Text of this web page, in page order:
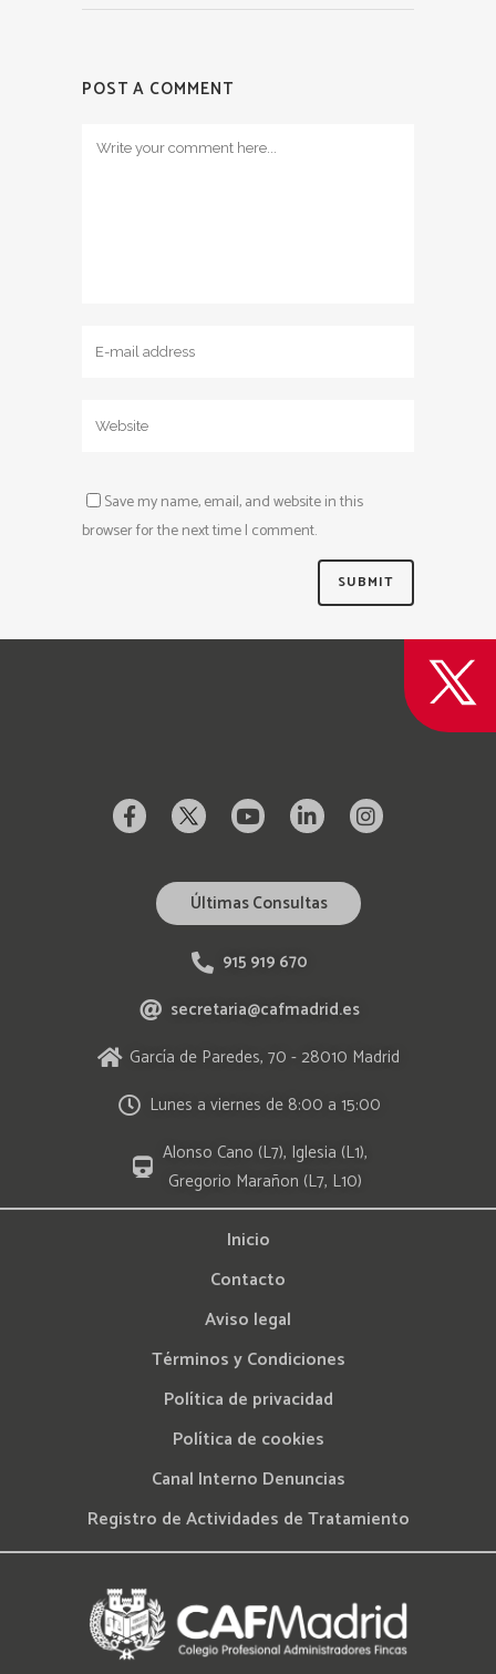
POST A COMMENT
Save my name, email, and website in this
browser for the next time I comment.
Últimas Consultas
915 919 670
secretaria@cafmadrid.es
García de Paredes, 70 - 28010 Madrid
Lunes a viernes de 8:00 a 15:00
Alonso Cano (L7), Iglesia (L1),
Gregorio Marañon (L7, L10)
Inicio
Contacto
Aviso legal
Términos y Condiciones
Política de privacidad
Política de cookies
Canal Interno Denuncias
Registro de Actividades de Tratamiento